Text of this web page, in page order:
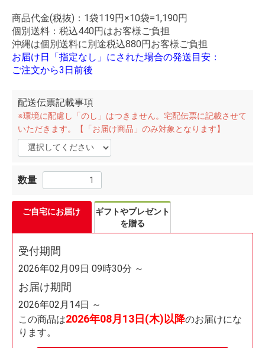
商品代金(税抜)：1袋119円×10袋=1,190円
個別送料：税込440円はお客様ご負担
沖縄は個別送料に別途税込880円お客様ご負担
お届け日「指定なし」にされた場合の発送目安：
ご注文から3日前後
配送伝票記載事項
※環境に配慮し「のし」はつきません。宅配伝票に記載させて
いただきます。【「お届け商品」のみ対象となります】
数量
ご自宅にお届け
ギフトやプレゼント
を贈る
受付期間
2026年02月09日 09時30分 ～
お届け期間
2026年02月14日 ～
この商品は2026年08月13日(木)以降のお届けにな
ります。